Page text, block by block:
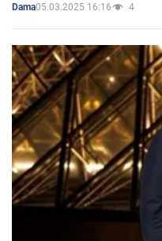
Dama05.03.2025 16:16 4